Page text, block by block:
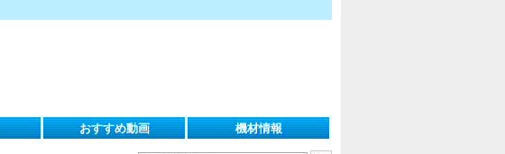
おすすめ動画 機材情報